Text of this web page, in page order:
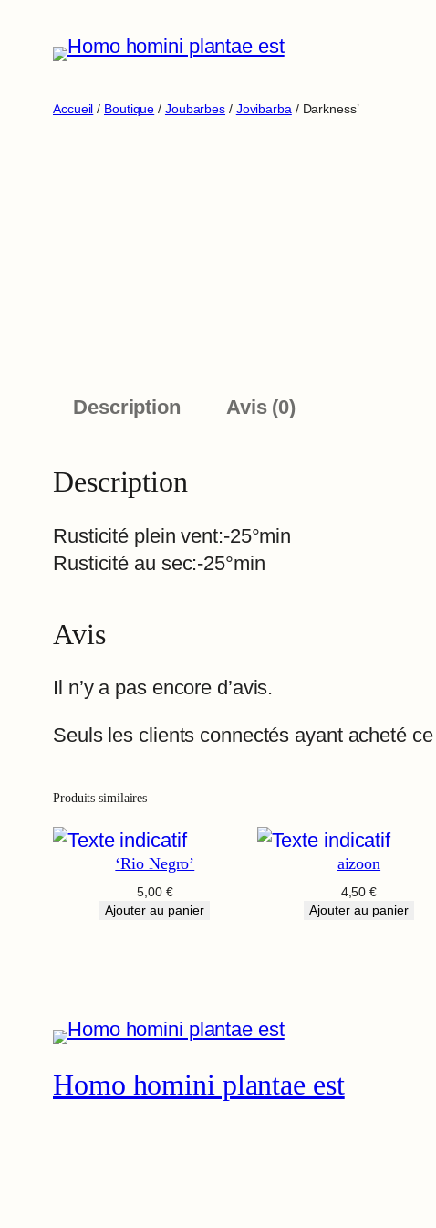
Accueil / Boutique / Joubarbes / Jovibarba / Darkness’
Description
Avis (0)
Description
Rusticité plein vent:-25°min
Rusticité au sec:-25°min
Avis
Il n’y a pas encore d’avis.
Seuls les clients connectés ayant acheté
Produits similaires
‘Rio Negro’
5,00 €
Ajouter au panier
aizoon
4,50€
Ajouter au panier
Homo homini plantae est